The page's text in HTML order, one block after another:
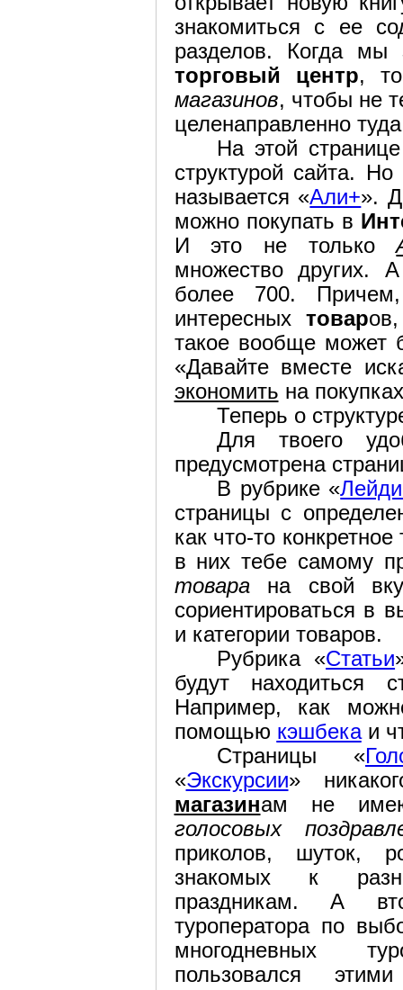
знакомиться с ее
разделов. Когда мы
торговый центр,
магазинов, чтобы не
целенаправленно
На этой
структурой сайта.
называется «Али+».
можно покупать в
И это не только
множество других.
более 700.
интересных товар
такое вообще может
«Давайте вместе
экономить на
Теперь о
Для твоего
предусмотрена
В рубрике «
страницы с
как что-то
в них тебе самому
товарана свой
сориентироваться в
и категории товаров.
Рубрика «Статьи
будут находиться
Например, как
помощью кэшбекаи
Страницы «
«Экскурсии»
магазинам не
голосовых
приколов, шуток,
знакомых к
праздникам. А
туроператора по
многодневных
пользовался